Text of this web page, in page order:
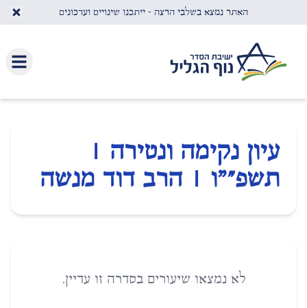
דלג לתוכן העיקריהאתר נמצא בשלבי הרצה - ייתכנו שינויים ועדכונים
עיון נקימה ונטירה |
תשפ״"ו | הרב דוד מנשה
לא נמצאו שיעורים בסדרה זו עדיין.